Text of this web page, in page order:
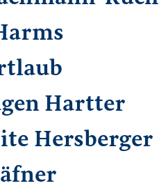
Hartter
Hersberger